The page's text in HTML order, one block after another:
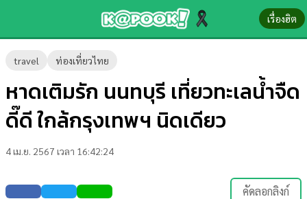
เรื่องฮิต
travel ท่องเที่ยวไทย
หาดเติมรัก นนทบุรี เที่ยวทะเลน้ำจืด
ดี๊ดี ใกล้กรุงเทพฯ นิดเดียว
4 เม.ย. 2567 เวลา 16:42:24
คัดลอกลิงก์
ข่าว-
ความ
รู้
บันเทิง